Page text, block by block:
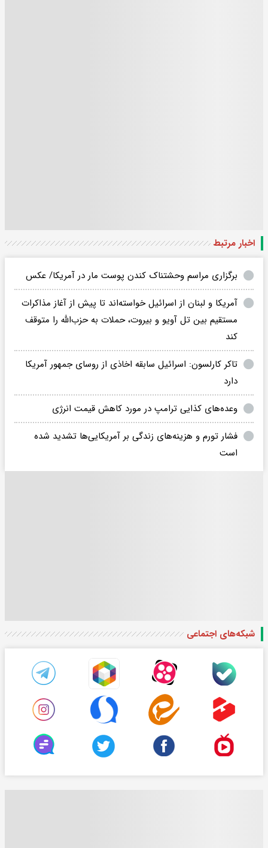
اخبار مرتبط
برگزاری مراسم وحشتناک کندن پوست مار در آمریکا/ عکس
آمریکا و لبنان از اسرائیل خواسته‌اند تا پیش از آغاز مذاکرات
مستقیم بین تل آویو و بیروت، حملات به حزب‌الله را متوقف
کند
تاکر کارلسون: اسرائیل سابقه اخاذی از روسای جمهور آمریکا
دارد
وعده‌های کذایی ترامپ در مورد کاهش قیمت انرژی
فشار تورم و هزینه‌های زندگی بر آمریکایی‌ها تشدید شده
است
شبکه‌های اجتماعی